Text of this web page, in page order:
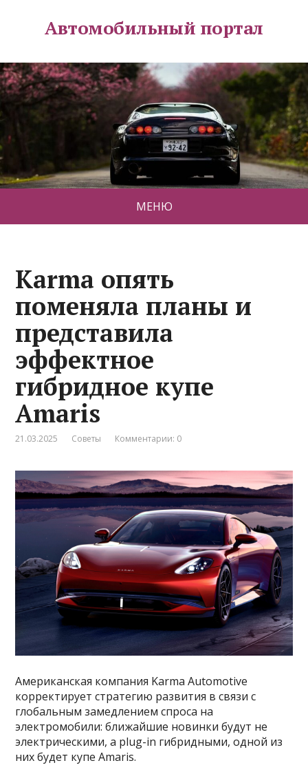
Автомобильный портал
МЕНЮ
Karma опять
поменяла планы и
представила
эффектное
гибридное купе
Amaris
21.03.2025 Советы Комментарии: 0
Американская компания Karma Automotive
корректирует стратегию развития в связи с
глобальным замедлением спроса на
электромобили: ближайшие новинки будут не
электрическими, а plug-in гибридными, одной из
них будет купе Amaris.